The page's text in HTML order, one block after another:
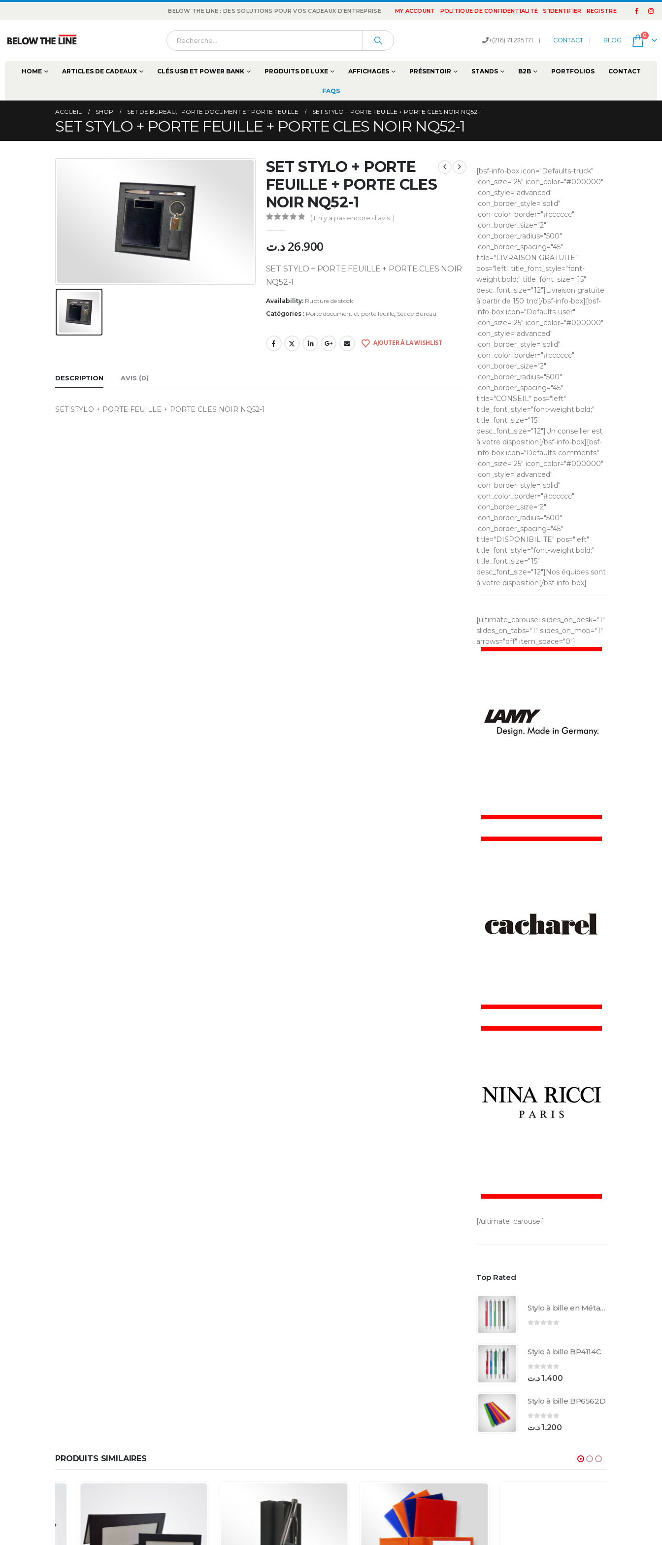
BELOW THE LINE : DES SOLUTIONS POUR VOS CADEAUX D'ENTREPRISE MY ACCOUNT POLITIQUE DE CONFIDENTIALITÉ S'IDENTIFIER REGISTRE
+(216) 71 235 171 | CONTACT | BLOG
0
HOME ARTICLES DE CADEAUX CLÉS USB ET POWER BANK PRODUITS DE LUXE AFFICHAGES PRÉSENTOIR STANDS B2B PORTFOLIOS CONTACT
FAQS
ACCUEIL SHOP SET DE BUREAU, PORTE DOCUMENT ET PORTE FEUILLE SET STYLO + PORTE FEUILLE + PORTE CLES NOIR NQ52-1
SET STYLO + PORTE FEUILLE + PORTE CLES NOIR NQ52-1
SET STYLO + PORTE
FEUILLE + PORTE CLES
NOIR NQ52-1
( Il n’y a pas encore d’avis. )
26.900 د.ت
SET STYLO + PORTE FEUILLE + PORTE CLES NOIR
NQ52-1
Availability: Rupture de stock
Catégories : Porte document et porte feuille, Set de Bureau
AJOUTER À LA WISHLIST
DESCRIPTION AVIS (0)
SET STYLO + PORTE FEUILLE + PORTE CLES NOIR NQ52-1
[bsf-info-box icon="Defaults-truck"
icon_size="25" icon_color="#000000"
icon_style="advanced"
icon_border_style="solid"
icon_color_border="#cccccc"
icon_border_size="2"
icon_border_radius="500"
icon_border_spacing="45"
title="LIVRAISON GRATUITE"
pos="left" title_font_style="font-
weight:bold;" title_font_size="15"
desc_font_size="12"]Livraison gratuite
à partir de 150 tnd[/bsf-info-box][bsf-
info-box icon="Defaults-user"
icon_size="25" icon_color="#000000"
icon_style="advanced"
icon_border_style="solid"
icon_color_border="#cccccc"
icon_border_size="2"
icon_border_radius="500"
icon_border_spacing="45"
title="CONSEIL" pos="left"
title_font_style="font-weight:bold;"
title_font_size="15"
desc_font_size="12"]Un conseiller est
à votre disposition[/bsf-info-box][bsf-
info-box icon="Defaults-comments"
icon_size="25" icon_color="#000000"
icon_style="advanced"
icon_border_style="solid"
icon_color_border="#cccccc"
icon_border_size="2"
icon_border_radius="500"
icon_border_spacing="45"
title="DISPONIBILITE" pos="left"
title_font_style="font-weight:bold;"
title_font_size="15"
desc_font_size="12"]Nos équipes sont
à votre disposition[/bsf-info-box]
[ultimate_carousel slides_on_desk="1"
slides_on_tabs="1" slides_on_mob="1"
arrows="off" item_space="0"]
[/ultimate_carousel]
Top Rated
Stylo à bille en Métal AL1852C
Stylo à bille BP4114C
sur 51.400د.ت
Stylo à bille BP6562D
sur 51.200د.ت
PRODUITS SIMILAIRES